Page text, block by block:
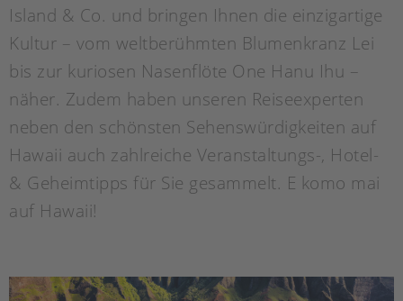
Island & Co. und bringen Ihnen die einzigartige
Kultur – vom weltberühmten Blumenkranz Lei
bis zur kuriosen Nasenflöte One Hanu Ihu –
näher. Zudem haben unseren Reiseexperten
neben den schönsten Sehenswürdigkeiten auf
Hawaii auch zahlreiche Veranstaltungs-, Hotel-
& Geheimtipps für Sie gesammelt. E komo mai
auf Hawaii!